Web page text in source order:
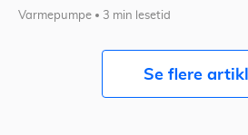
Varmepumpe 3 min lesetid
Se flere